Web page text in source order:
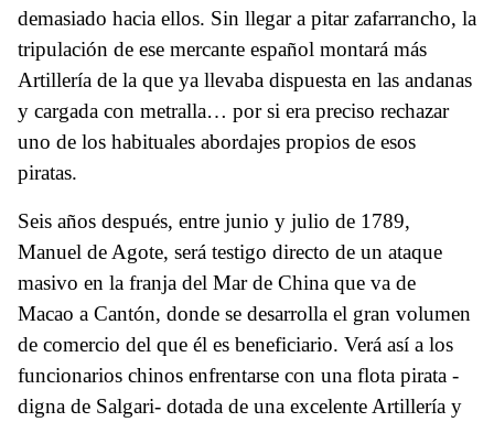
demasiado hacia ellos. Sin llegar a pitar zafarrancho, la
tripulación de ese mercante español montará más
Artillería de la que ya llevaba dispuesta en las andanas
y cargada con metralla… por si era preciso rechazar
uno de los habituales abordajes propios de esos
piratas.
Seis años después, entre junio y julio de 1789,
Manuel de Agote, será testigo directo de un ataque
masivo en la franja del Mar de China que va de
Macao a Cantón, donde se desarrolla el gran volumen
de comercio del que él es beneficiario. Verá así a los
funcionarios chinos enfrentarse con una flota pirata -
digna de Salgari- dotada de una excelente Artillería y